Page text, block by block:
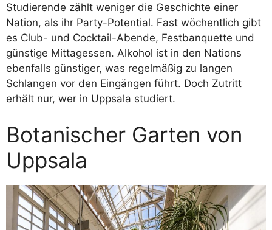
Studierende zählt weniger die Geschichte einer
Nation, als ihr Party-Potential. Fast wöchentlich gibt
es Club- und Cocktail-Abende, Festbanquette und
günstige Mittagessen. Alkohol ist in den Nations
ebenfalls günstiger, was regelmäßig zu langen
Schlangen vor den Eingängen führt. Doch Zutritt
erhält nur, wer in Uppsala studiert.
Botanischer Garten von
Uppsala